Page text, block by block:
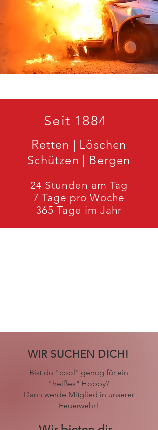
Seit 1884
Retten | Löschen
Schützen | Bergen
24 Stunden am Tag
7 Tage pro Woche
365 Tage im Jahr
WIR SUCHEN DICH!
Bist du "cool" genug für ein
"heißes" Hobby?
Dann werde Mitglied in unserer
Feuerwehr!